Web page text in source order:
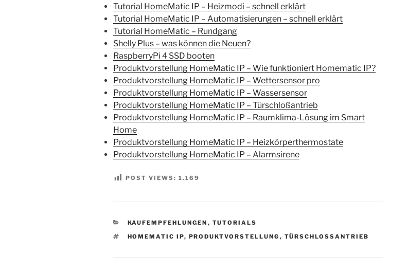
Tutorial HomeMatic IP – Heizmodi – schnell erklärt
Tutorial HomeMatic IP – Automatisierungen – schnell erklärt
Tutorial HomeMatic – Rundgang
Shelly Plus – was können die Neuen?
RaspberryPi 4 SSD booten
Produktvorstellung HomeMatic IP – Wie funktioniert Homematic IP?
Produktvorstellung HomeMatic IP – Wettersensor pro
Produktvorstellung HomeMatic IP – Wassersensor
Produktvorstellung HomeMatic IP – Türschloßantrieb
Produktvorstellung HomeMatic IP – Raumklima-Lösung im Smart
Home
Produktvorstellung HomeMatic IP – Heizkörperthermostate
Produktvorstellung HomeMatic IP – Alarmsirene
POST VIEWS: 1.169
KATEGORIEN
KAUFEMPFEHLUNGEN , TUTORIALS
SCHLAGWÖRTER
HOMEMATIC IP, PRODUKTVORSTELLUNG , TÜRSCHLOSSANTRIEB